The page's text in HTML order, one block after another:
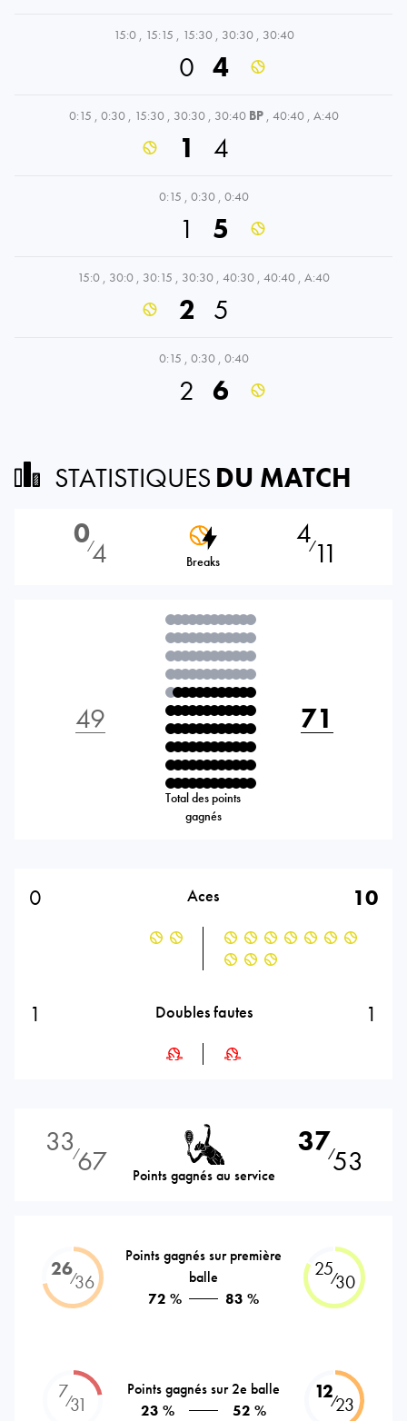
15:0 , 15:15 , 15:30 , 30:30 , 30:40
0 4
0:15 , 0:30 , 15:30 , 30:30 , 30:40 BP , 40:40 , A:40
1 4
0:15 , 0:30 , 0:40
1 5
15:0 , 30:0 , 30:15 , 30:30 , 40:30 , 40:40 , A:40
2 5
0:15 , 0:30 , 0:40
2 6
STATISTIQUES DU MATCH
0⁄4 Breaks
4⁄11
49
Total des points
gagnés
71
0 Aces 10
1 Doubles fautes 1
33⁄67 Points gagnés au service
37⁄53
26⁄36
Points gagnés sur première
balle
72 %
83 %
25⁄30
7⁄31
Points gagnés sur 2e balle
23 %
52 %
12⁄23